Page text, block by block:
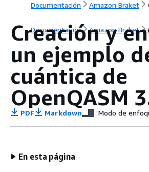
Documentación Amazon Braket
Documentación Amazon Braket
Creación y
un ejemplo
cuántica de
OpenQASM
PDF Markdown Modo de
En esta página